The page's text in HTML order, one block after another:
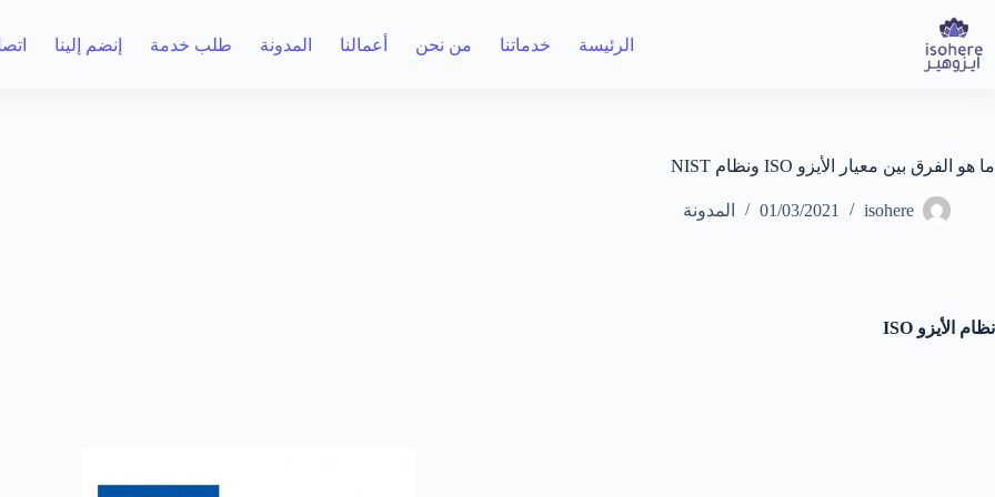
المحتوى
الرئيسة خدماتنا من نحن أعمالنا المدونة طلب خدمة إنضم إلينا
ما هو الفرق بين معيار الأيزو ISO ونظام NIST
isohere
01/03/2021 المدونة
نظام الأيزو ISO